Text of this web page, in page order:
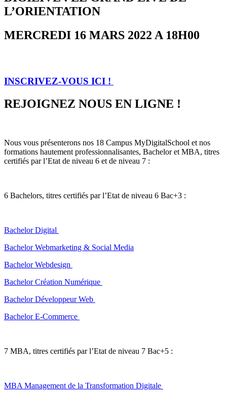
L’ORIENTATION
MERCREDI 16 MARS 2022 A 18H00
INSCRIVEZ-VOUS ICI !
REJOIGNEZ NOUS EN LIGNE !
Nous vous présenterons nos 18 Campus MyDigitalSchool et nos
formations hautement professionnalisantes, Bachelor et MBA, titres
certifiés par l’Etat de niveau 6 et de niveau 7 :
6 Bachelors, titres certifiés par l’Etat de niveau 6 Bac+3 :
Bachelor Digital
Bachelor Webmarketing & Social Media
Bachelor Webdesign
Bachelor Création Numérique
Bachelor Développeur Web
Bachelor E-Commerce
7 MBA, titres certifiés par l’Etat de niveau 7 Bac+5 :
MBA Management de la Transformation Digitale